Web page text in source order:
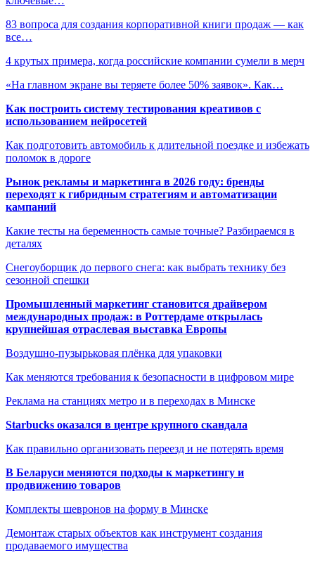
83 вопроса для создания корпоративной книги продаж — как
все…
4 крутых примера, когда российские компании сумели в мерч
«На главном экране вы теряете более 50% заявок». Как…
Как построить систему тестирования креативов с
использованием нейросетей
Как подготовить автомобиль к длительной поездке и избежать
поломок в дороге
Рынок рекламы и маркетинга в 2026 году: бренды
переходят к гибридным стратегиям и автоматизации
кампаний
Какие тесты на беременность самые точные? Разбираемся в
деталях
Снегоуборщик до первого снега: как выбрать технику без
сезонной спешки
Промышленный маркетинг становится драйвером
международных продаж: в Роттердаме открылась
крупнейшая отраслевая выставка Европы
Воздушно-пузырьковая плёнка для упаковки
Как меняются требования к безопасности в цифровом мире
Реклама на станциях метро и в переходах в Минске
Starbucks оказался в центре крупного скандала
Как правильно организовать переезд и не потерять время
В Беларуси меняются подходы к маркетингу и
продвижению товаров
Комплекты шевронов на форму в Минске
Демонтаж старых объектов как инструмент создания
продаваемого имущества